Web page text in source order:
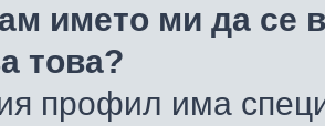
името ми да се
това?
профил има